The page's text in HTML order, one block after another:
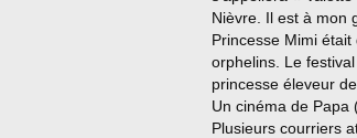
Nièvre. Il est à mon
Princesse Mimi
orphelins. Le
princesse éleveur
Un cinéma de Papa
Plusieurs courriers